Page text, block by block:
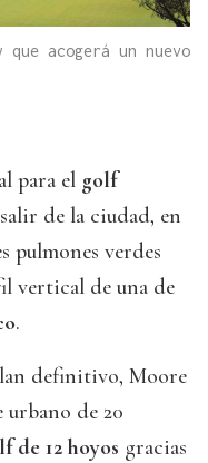
acogerá un nuevo
para el golf
de la ciudad, en
pulmones verdes
vertical de una de
.
definitivo, Moore
urbano de 20
de 12 hoyos gracias